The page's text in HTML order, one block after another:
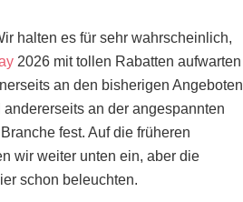
halten es für sehr wahrscheinlich,
2026 mit tollen Rabatten aufwarten
an den bisherigen Angeboten
an der angespannten
fest. Auf die früheren
wir weiter unten ein, aber die
schon beleuchten.